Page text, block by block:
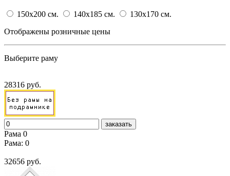
150x200 cм. 140x185 cм. 130x170 cм.
Отображены розничные цены
Выберите раму
28316 руб.
заказать
Рама 0
Рама: 0
32656 руб.